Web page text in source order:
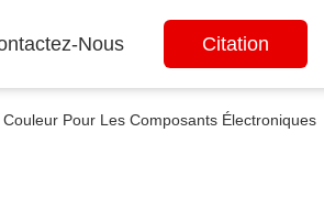
Nous Citation
Pour Les Composants Électroniques